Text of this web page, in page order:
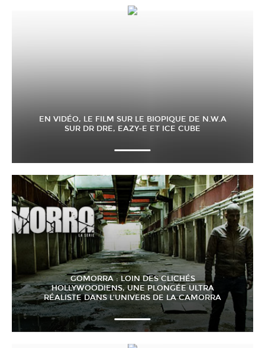
EN VIDÉO, LE FILM SUR LE BIOPIQUE DE N.W.A
SUR DR DRE, EAZY-E ET ICE CUBE
GOMORRA : LOIN DES CLICHÉS
HOLLYWOODIENS, UNE PLONGÉE ULTRA
RÉALISTE DANS L’UNIVERS DE LA CAMORRA